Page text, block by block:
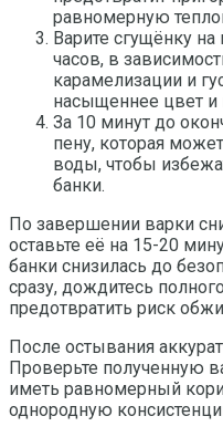
равномерную
Варите сгущёнку
часов, в
карамелизации и
насыщеннее цвет и
За 10 минут до
пену, которая
воды, чтобы
банки.
По завершении варки
оставьте её на 15-20
банки снизилась до
сразу, дождитесь
предотвратить риск
После остывания
Проверьте полученную
иметь равномерный
однородную